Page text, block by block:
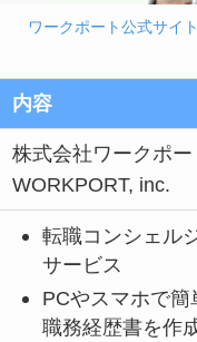
ワークポート公式サイト
内容
株式会社ワークポー
WORKPORT, inc.
転職コンシェル
サービス
PCやスマホで簡
職務経歴書を作